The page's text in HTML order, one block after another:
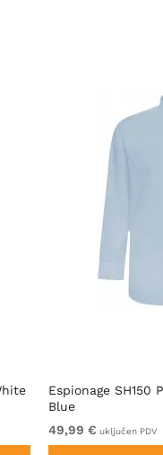
Espionage SH150
Blue
49,99 € uključen PDV